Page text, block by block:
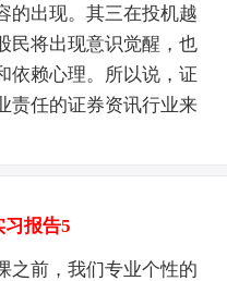
的出现。其三在投机越
民将出现意识觉醒，也
依赖心理。所以说，证
责任的证券资讯行业来
习报告5
之前，我们专业个性的